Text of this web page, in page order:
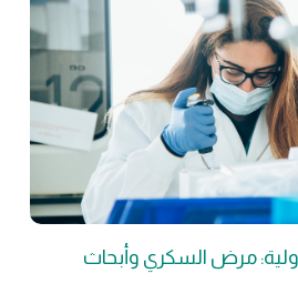
مرض السكري وأبحاث